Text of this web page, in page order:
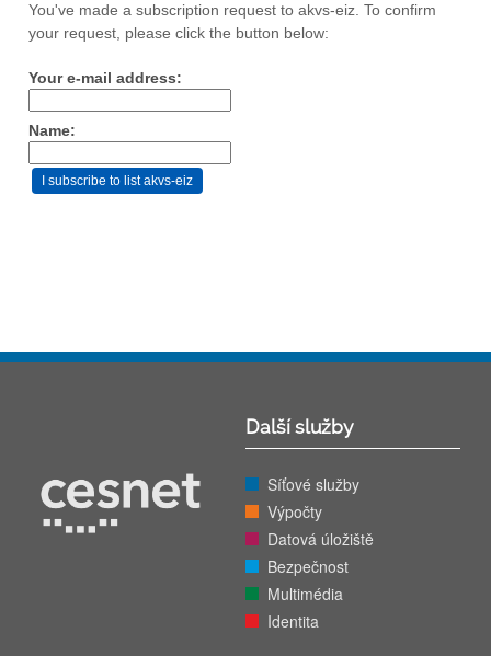
You've made a subscription request to akvs-eiz. To confirm
your request, please click the button below:
Your e-mail address:
Name:
Další služby
Síťové služby
Výpočty
Datová úložiště
Bezpečnost
Multimédia
Identita